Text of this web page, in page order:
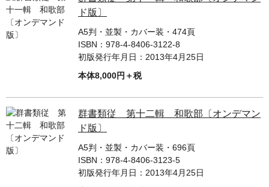
ド版〕
A5判・並製・カバー装・474頁
ISBN： 978-4-8406-3122-8
初版発行年月日： 2013年4月25日
本体8,000円＋税
群書類従 第十二輯 和歌部〔オンデマン
ド版〕
A5判・並製・カバー装・696頁
ISBN： 978-4-8406-3123-5
初版発行年月日： 2013年4月25日